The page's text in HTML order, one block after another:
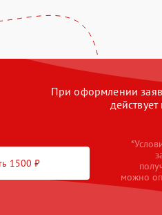
При оформлении
1500 ₽
можно